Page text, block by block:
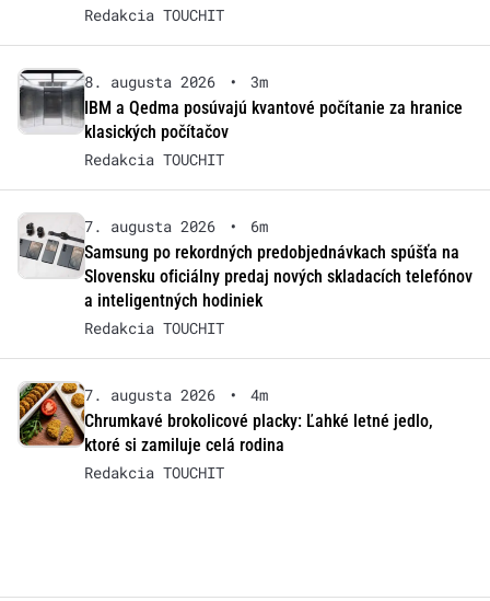
Redakcia TOUCHIT
8. augusta 2026 •
3m
IBM a Qedma posúvajú kvantové počítanie za hranice
klasických počítačov
Redakcia TOUCHIT
7. augusta 2026 •
6m
Samsung po rekordných predobjednávkach spúšťa na
Slovensku oficiálny predaj nových skladacích telefónov
a inteligentných hodiniek
Redakcia TOUCHIT
7. augusta 2026 •
4m
Chrumkavé brokolicové placky: Ľahké letné jedlo,
ktoré si zamiluje celá rodina
Redakcia TOUCHIT